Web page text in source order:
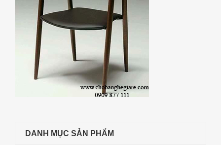
DANH MỤC SẢN PHẨM